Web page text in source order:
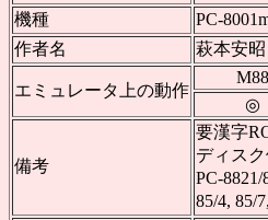
機種
PC-
作者名
萩本安昭
エミュレータ上の動作
M88
◎
備考
要漢字
ディス
PC-
85/4, 85/